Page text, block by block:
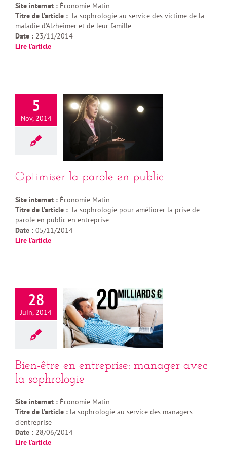
Site internet : Économie Matin
Titre de l’article : la sophrologie au service des victime de la
maladie d’Alzheimer et de leur famille
Date : 23/11/2014
Lire l’article
5
Nov, 2014
Optimiser la parole en public
Site internet : Économie Matin
Titre de l’article : la sophrologie pour améliorer la prise de
parole en public en entreprise
Date : 05/11/2014
Lire l’article
28
Juin, 2014
Bien-être en entreprise: manager avec
la sophrologie
Site internet : Économie Matin
Titre de l’article : la sophrologie au service des managers
d’entreprise
Date : 28/06/2014
Lire l’article